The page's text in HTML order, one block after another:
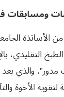
ومسابقات
من الأساتذة
التقليدي،
والذي
الأخوة